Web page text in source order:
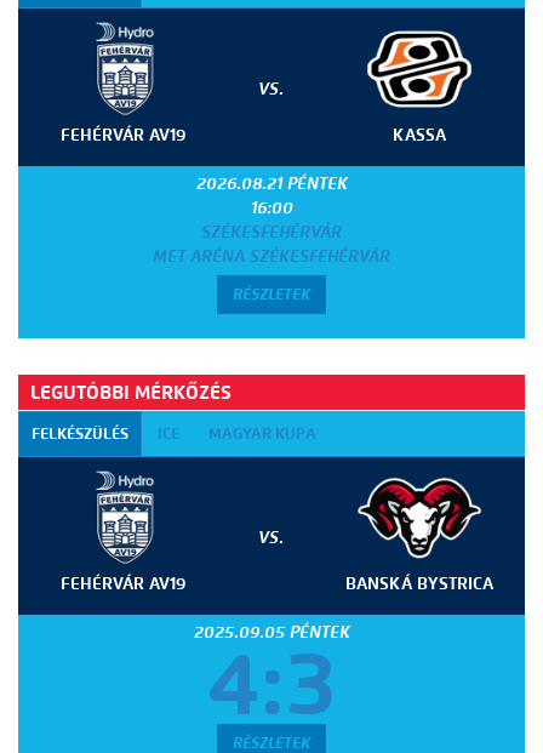
FEHÉRVÁR AV19
VS.
KASSA
2026.08.21 PÉNTEK
16:00
SZÉKESFEHÉRVÁR
MET ARÉNA SZÉKESFEHÉRVÁR
RÉSZLETEK
LEGUTÓBBI MÉRKŐZÉS
FELKÉSZÜLÉS ICE MAGYAR KUPA
FEHÉRVÁR AV19
VS.
BANSKÁ BYSTRICA
2025.09.05 PÉNTEK
4:3
RÉSZLETEK